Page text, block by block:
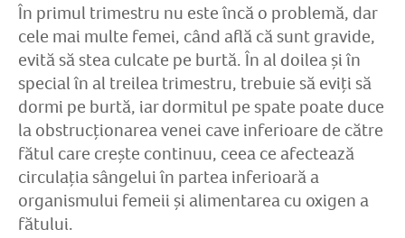
În primul trimestru nu este încă o problemă, dar
cele mai multe femei, când află că sunt gravide,
evită să stea culcate pe burtă. În al doilea și în
special în al treilea trimestru, trebuie să eviți să
dormi pe burtă, iar dormitul pe spate poate duce
la obstrucționarea venei cave inferioare de către
fătul care crește continuu, ceea ce afectează
circulația sângelui în partea inferioară a
organismului femeii și alimentarea cu oxigen a
fătului.